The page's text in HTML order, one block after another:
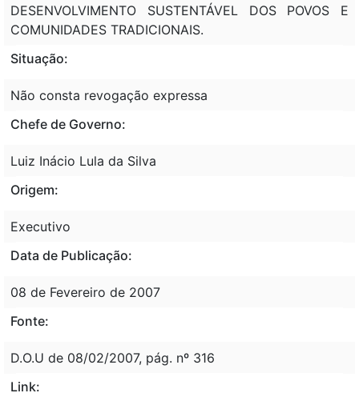
DESENVOLVIMENTO SUSTENTÁVEL DOS POVOS E
COMUNIDADES TRADICIONAIS.
Situação:
Não consta revogação expressa
Chefe de Governo:
Luiz Inácio Lula da Silva
Origem:
Executivo
Data de Publicação:
08 de Fevereiro de 2007
Fonte:
D.O.U de 08/02/2007, pág. nº 316
Link: